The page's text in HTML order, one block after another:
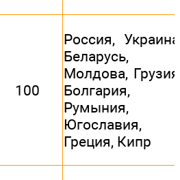
100
Россия,
Беларусь,
Молдова,
Болгария,
Румыния,
Югославия,
Греция, Кипр